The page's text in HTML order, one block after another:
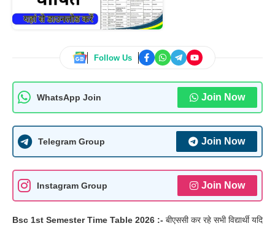
Follow Us
WhatsApp Join Join Now
Telegram Group Join Now
Instagram Group Join Now
Bsc 1st Semester Time Table 2026 :- बीएससी कर रहे सभी विद्यार्थी यदि